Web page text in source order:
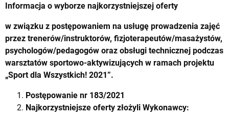
Informacja o wyborze najkorzystniejszej oferty
w związku z postępowaniem na usługę prowadzenia zajęć
przez trenerów/instruktorów, fizjoterapeutów/masażystów,
psychologów/pedagogów oraz obsługi technicznej podczas
warsztatów sportowo-aktywizujących w ramach projektu
„Sport dla Wszystkich! 2021”.
Postępowanie nr 183/2021
Najkorzystniejsze oferty złożyli Wykonawcy: